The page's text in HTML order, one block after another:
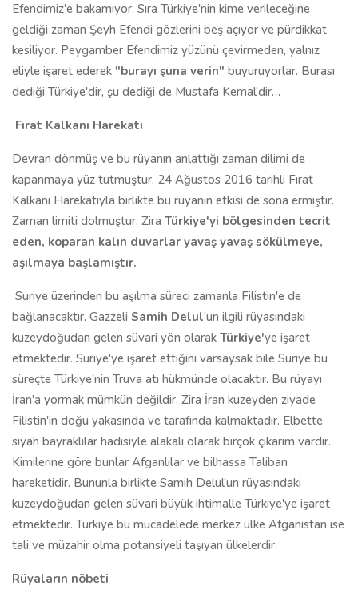
Efendimiz'e bakamıyor. Sıra Türkiye'nin kime verileceğine
geldiği zaman Şeyh Efendi gözlerini beş açıyor ve pürdikkat
kesiliyor. Peygamber Efendimiz yüzünü çevirmeden, yalnız
eliyle işaret ederek "burayı şuna verin" buyuruyorlar. Burası
dediği Türkiye'dir, şu dediği de Mustafa Kemal'dir…
Fırat Kalkanı Harekatı
Devran dönmüş ve bu rüyanın anlattığı zaman dilimi de
kapanmaya yüz tutmuştur. 24 Ağustos 2016 tarihli Fırat
Kalkanı Harekatıyla birlikte bu rüyanın etkisi de sona ermiştir.
Zaman limiti dolmuştur. Zira Türkiye'yi bölgesinden tecrit
eden, koparan kalın duvarlar yavaş yavaş sökülmeye,
aşılmaya başlamıştır.
Suriye üzerinden bu aşılma süreci zamanla Filistin'e de
bağlanacaktır. Gazzeli Samih Delul'un ilgili rüyasındaki
kuzeydoğudan gelen süvari yön olarak Türkiye'ye işaret
etmektedir. Suriye'ye işaret ettiğini varsaysak bile Suriye bu
süreçte Türkiye'nin Truva atı hükmünde olacaktır. Bu rüyayı
İran'a yormak mümkün değildir. Zira İran kuzeyden ziyade
Filistin'in doğu yakasında ve tarafında kalmaktadır. Elbette
siyah bayraklılar hadisiyle alakalı olarak birçok çıkarım vardır.
Kimilerine göre bunlar Afganlılar ve bilhassa Taliban
hareketidir. Bununla birlikte Samih Delul'un rüyasındaki
kuzeydoğudan gelen süvari büyük ihtimalle Türkiye'ye işaret
etmektedir. Türkiye bu mücadelede merkez ülke Afganistan ise
tali ve müzahir olma potansiyeli taşıyan ülkelerdir.
Rüyaların nöbeti